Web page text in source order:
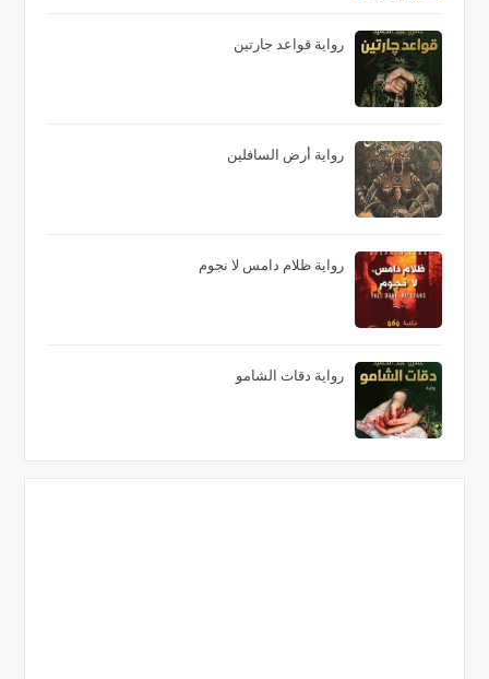
رواية قواعد جارتين
رواية أرض السافلين
رواية ظلام دامس لا نجوم
رواية دقات الشامو